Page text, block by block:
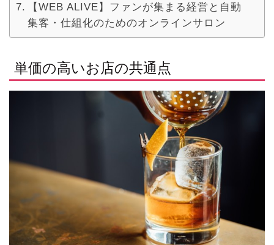
【WEB ALIVE】ファンが集まる経営と自動
集客・仕組化のためのオンラインサロン
単価の高いお店の共通点